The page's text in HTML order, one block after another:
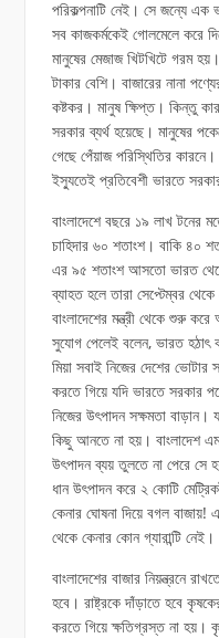
পরিকল্পনাটি নেই। সে জন্যে এক
সব কাজকর্মকেই গোলমেলে করে
মানুষের মেজাজ খিটখিটে গরম
টাকার বেশি। বাজারের নানা
কষ্টকর। মানুষ ক্ষিপ্ত। কিন্তু
সরকার ব্যর্থ হয়েছে। মানুষের
গেছে পেঁয়াজ পরিস্থিতির
ইস্যুতেই প্রতিবেশী ভারতে
বাংলাদেশে বছরে ১৯ লাখ টনের
চাহিদার ৬০ শতাংশ। বাকি ৪০
এর ৯৫ শতাংশ আসতো ভারত
ব্যাহত হলে তারা সেপ্টেম্বর
বাংলাদেশের মন্ত্রী থেকে শুরু
সুযোগ পেলেই বলেন, ভারত
মিয়া সবাই নিজের দেশের ভোটার
করতে গিয়ে যদি ভারতে সরকার
নিজের উৎপাদন সক্ষমতা
কিছু আনতে না হয়। বাংলাদেশ
উৎপাদন ব্যয় তুলতে না পেরে
ধান উৎপাদন করে ২ কোটি
কেনার ঘোষনা দিয়ে বগল
থেকে কেনার কোন গ্যারান্টি নেই।
বাংলাদেশের বাজার নিয়ন্ত্রনে
হবে। রাষ্ট্রকে দাঁড়াতে হবে
করতে গিয়ে ক্ষতিগ্রস্ত না